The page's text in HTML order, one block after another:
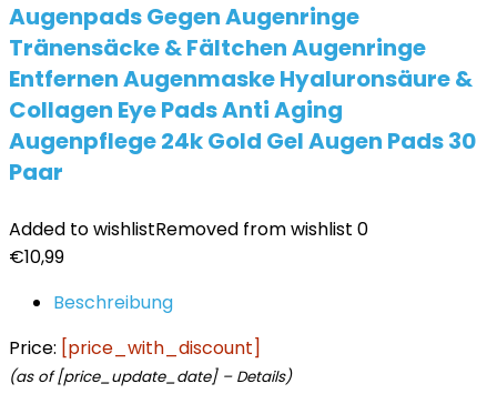
Augenpads Gegen Augenringe
Tränensäcke & Fältchen Augenringe
Entfernen Augenmaske Hyaluronsäure &
Collagen Eye Pads Anti Aging
Augenpflege 24k Gold Gel Augen Pads 30
Paar
Added to wishlistRemoved from wishlist 0
€10,99
Beschreibung
Price: [price_with_discount]
(as of [price_update_date] – Details)